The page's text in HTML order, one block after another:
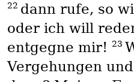
22 dann rufe, so
oder ich will
entgegne mir!
23
Vergehungen